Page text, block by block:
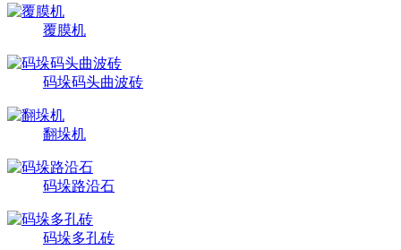
覆膜机
码垛码头曲波砖
翻垛机
码垛路沿石
码垛多孔砖